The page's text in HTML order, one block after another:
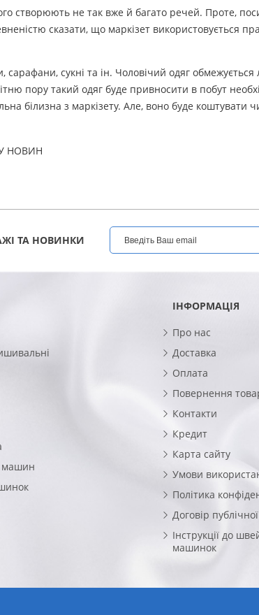
створюють не так вже й багато речей. Проте,
сказати, що маркізет використовується
сукні та ін. Чоловічий одяг
пору такий одяг буде привносити в побут
білизна з маркізету. Але, воно буде коштувати
НОВИН
ТА НОВИНКИ
машин
ІНФОРМАЦІЯ
Про нас
Доставка
Оплата
Повернення
Контакти
Кредит
Карта сайту
Умови
Політика
Договір
Інструкції до
машинок